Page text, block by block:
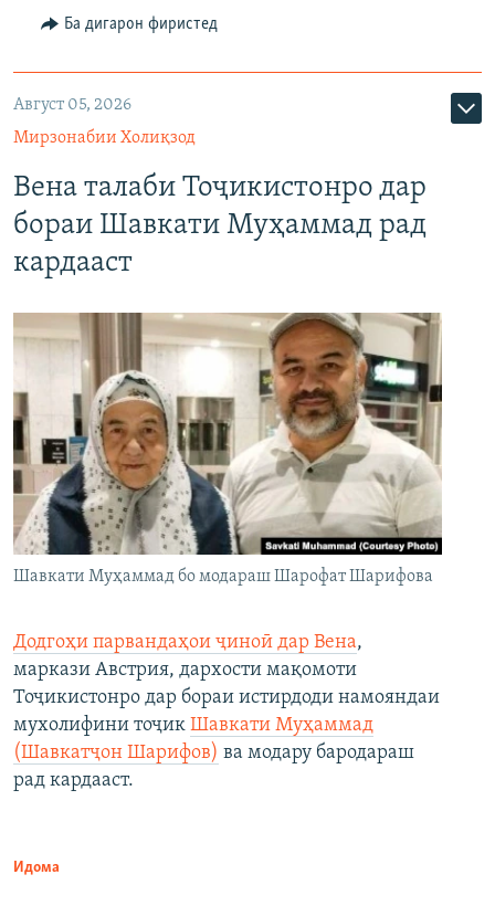
Ба дигарон фиристед
Август 05, 2026
Мирзонабии Холиқзод
Вена талаби Тоҷикистонро дар
бораи Шавкати Муҳаммад рад
кардааст
Шавкати Муҳаммад бо модараш Шарофат Шарифова
Додгоҳи парвандаҳои ҷиноӣ дар Вена,
маркази Австрия, дархости мақомоти
Тоҷикистонро дар бораи истирдоди намояндаи
мухолифини тоҷик Шавкати Муҳаммад
(Шавкатҷон Шарифов) ва модару бародараш
рад кардааст.
Идома